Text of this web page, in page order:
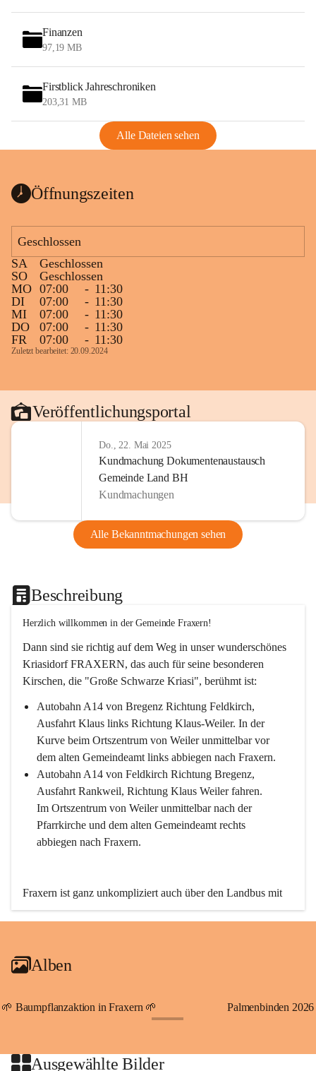
Finanzen
97,19 MB
Firstblick Jahreschroniken
203,31 MB
Alle Dateien sehen
Öffnungszeiten
Geschlossen
SA
Geschlossen
SO
Geschlossen
MO 07:00 - 11:30
DI
07:00 - 11:30
MI
07:00 - 11:30
DO
07:00 - 11:30
FR
07:00 - 11:30
Zuletzt bearbeitet: 20.09.2024
Veröffentlichungsportal
Do., 22. Mai 2025
Kundmachung Dokumentenaustausch
Gemeinde Land BH
Kundmachungen
Alle Bekanntmachungen sehen
Beschreibung
Herzlich willkommen in der Gemeinde Fraxern!
Dann sind sie richtig auf dem Weg in unser wunderschönes
Kriasidorf FRAXERN, das auch für seine besonderen
Kirschen, die "Große Schwarze Kriasi", berühmt ist:
Autobahn A14 von Bregenz Richtung Feldkirch,
Ausfahrt Klaus links Richtung Klaus-Weiler. In der
Kurve beim Ortszentrum von Weiler unmittelbar vor
dem alten Gemeindeamt links abbiegen nach Fraxern.
Autobahn A14 von Feldkirch Richtung Bregenz,
Ausfahrt Rankweil, Richtung Klaus Weiler fahren.
Im Ortszentrum von Weiler unmittelbar nach der
Pfarrkirche und dem alten Gemeindeamt rechts
abbiegen nach Fraxern.
Fraxern ist ganz unkompliziert auch über den Landbus mit
den öffentlichen Verkehrsmitteln zu erreichen. Die Linie
An Samstagen, Sonn- und Feiertagen können Sie bequem
persönlichen Linienbus zur gewünschten Zeit zu Ihrer
Haltestelle bestellen. Sowohl von Weiler kommend nach
beide Fahrten Weiler-Fraxern-Weiler.
Alben
🌱 Baumpflanzaktion in Fraxern 🌱 Palmenbinden 2026
Ausgewählte Bilder